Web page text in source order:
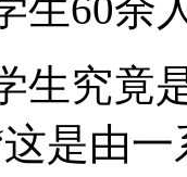
生究竟
是由